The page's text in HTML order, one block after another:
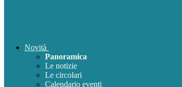
Novità
Panoramica
Le notizie
Le circolari
Calendario eventi